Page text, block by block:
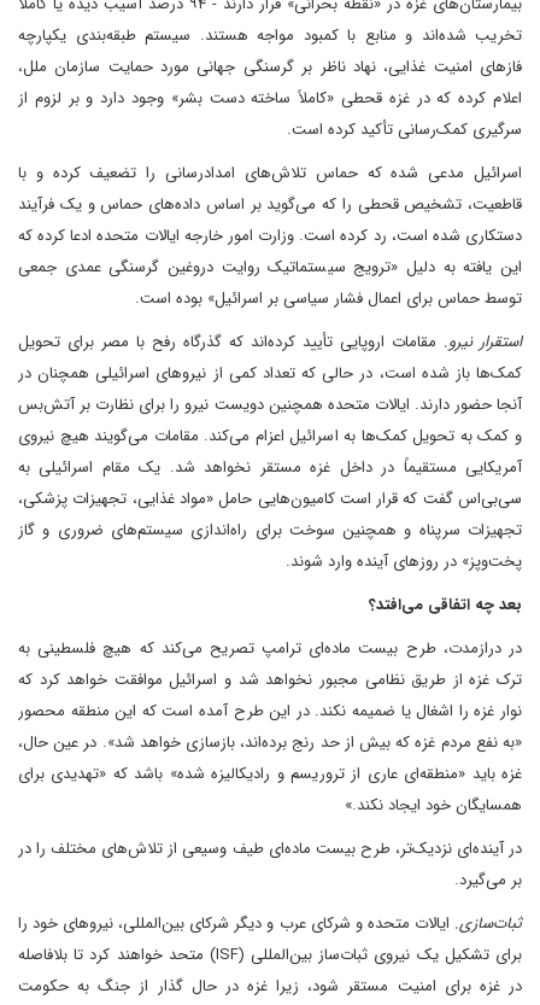
تخریب شده‌اند و منابع با کمبود مواجه هستند. سیستم طبقه‌بندی یکپارچه
فازهای امنیت غذایی، نهاد ناظر بر گرسنگی جهانی مورد حمایت سازمان ملل،
اعلام کرده که در غزه قحطی «کاملاً ساخته دست بشر» وجود دارد و بر لزوم از
سرگیری کمک‌رسانی تأکید کرده است.
اسرائیل مدعی شده که حماس تلاش‌های امدادرسانی را تضعیف کرده و با
قاطعیت، تشخیص قحطی را که می‌گوید بر اساس داده‌های حماس و یک فرآیند
دستکاری شده است، رد کرده است. وزارت امور خارجه ایالات متحده ادعا کرده که
این یافته به دلیل «ترویج سیستماتیک روایت دروغین گرسنگی عمدی جمعی
توسط حماس برای اعمال فشار سیاسی بر اسرائیل» بوده است.
استقرار نیرو. مقامات اروپایی تأیید کرده‌اند که گذرگاه رفح با مصر برای تحویل
کمک‌ها باز شده است، در حالی که تعداد کمی از نیروهای اسرائیلی همچنان در
آنجا حضور دارند. ایالات متحده همچنین دویست نیرو را برای نظارت بر آتش‌بس
و کمک به تحویل کمک‌ها به اسرائیل اعزام می‌کند. مقامات می‌گویند هیچ نیروی
آمریکایی مستقیماً در داخل غزه مستقر نخواهد شد. یک مقام اسرائیلی به
سی‌بی‌اس گفت که قرار است کامیون‌هایی حامل «مواد غذایی، تجهیزات پزشکی،
تجهیزات سرپناه و همچنین سوخت برای راه‌اندازی سیستم‌های ضروری و گاز
پخت‌وپز» در روزهای آینده وارد شوند.
بعد چه اتفاقی می‌افتد؟
در درازمدت، طرح بیست ماده‌ای ترامپ تصریح می‌کند که هیچ فلسطینی به
ترک غزه از طریق نظامی مجبور نخواهد شد و اسرائیل موافقت خواهد کرد که
نوار غزه را اشغال یا ضمیمه نکند. در این طرح آمده است که این منطقه محصور
«به نفع مردم غزه که بیش از حد رنج برده‌اند، بازسازی خواهد شد». د‍ر عین حال،
غزه باید «منطقه‌ای عاری از تروریسم و رادیکالیزه شده» باشد که «تهدیدی برای
همسایگان خود ایجاد نکند.»
در آینده‌ای نزدیک‌تر، طرح بیست ماده‌ای طیف وسیعی از تلاش‌های مختلف را در
بر می‌گیرد.
ثبات‌سازی. ایالات متحده و شرکای عرب و دیگر شرکای بین‌المللی، نیروهای خود را
برای تشکیل یک نیروی ثبات‌ساز بین‌المللی (ISF) متحد خواهند کرد تا بلافاصله
در غزه برای امنیت مستقر شود، زیرا غزه در حال گذار از جنگ به حکومت